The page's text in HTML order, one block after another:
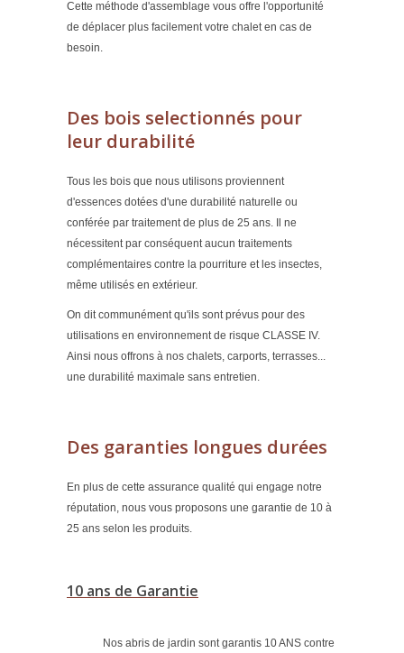
Cette méthode d'assemblage vous offre l'opportunité
de déplacer plus facilement votre chalet en cas de
besoin.
Des bois selectionnés pour
leur durabilité
Tous les bois que nous utilisons proviennent
d'essences dotées d'une durabilité naturelle ou
conférée par traitement de plus de 25 ans. Il ne
nécessitent par conséquent aucun traitements
complémentaires contre la pourriture et les insectes,
même utilisés en extérieur.
On dit communément qu'ils sont prévus pour des
utilisations en environnement de risque CLASSE IV.
Ainsi nous offrons à nos chalets, carports, terrasses...
une durabilité maximale sans entretien.
Des garanties longues durées
En plus de cette assurance qualité qui engage notre
réputation, nous vous proposons une garantie de 10 à
25 ans selon les produits.
10 ans de Garantie
Nos abris de jardin sont garantis 10 ANS contre